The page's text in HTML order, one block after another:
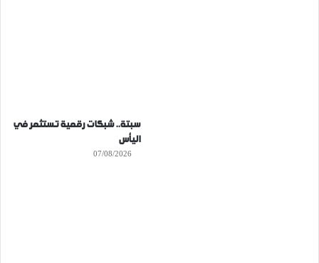
سبتة.. شبكات رقمية تستثمر في
اليأس
07/08/2026